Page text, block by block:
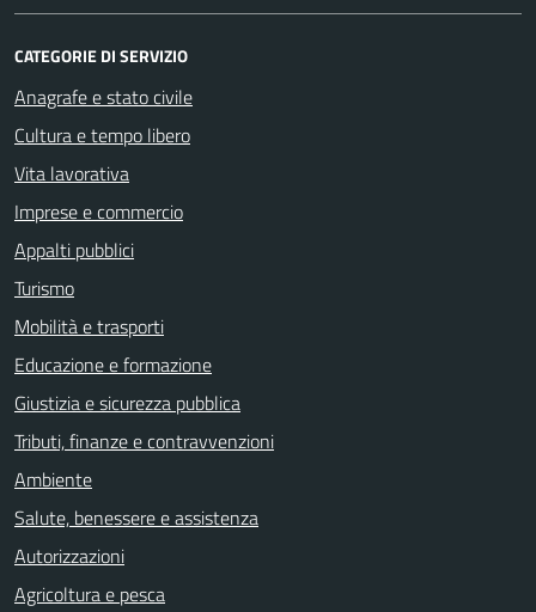
CATEGORIE DI SERVIZIO
Anagrafe e stato civile
Cultura e tempo libero
Vita lavorativa
Imprese e commercio
Appalti pubblici
Turismo
Mobilità e trasporti
Educazione e formazione
Giustizia e sicurezza pubblica
Tributi, finanze e contravvenzioni
Ambiente
Salute, benessere e assistenza
Autorizzazioni
Agricoltura e pesca